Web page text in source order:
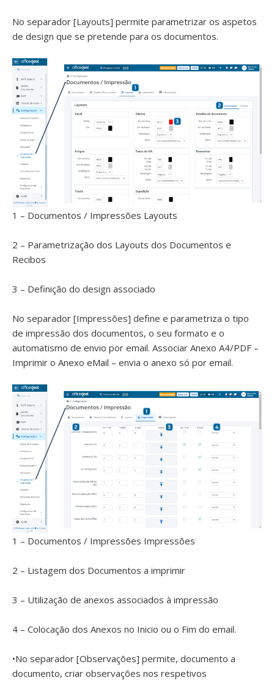
No separador [Layouts] permite parametrizar os aspetos
de design que se pretende para os documentos.
1 – Documentos / Impressões Layouts
2 – Parametrização dos Layouts dos Documentos e
Recibos
3 – Definição do design associado
No separador [Impressões] define e parametriza o tipo
de impressão dos documentos, o seu formato e o
automatismo de envio por email. Associar Anexo A4/PDF –
Imprimir o Anexo eMail – envia o anexo só por email.
1 – Documentos / Impressões Impressões
2 – Listagem dos Documentos a imprimir
3 – Utilização de anexos associados à impressão
4 – Colocação dos Anexos no Inicio ou o Fim do email.
•No separador [Observações] permite, documento a
documento, criar observações nos respetivos